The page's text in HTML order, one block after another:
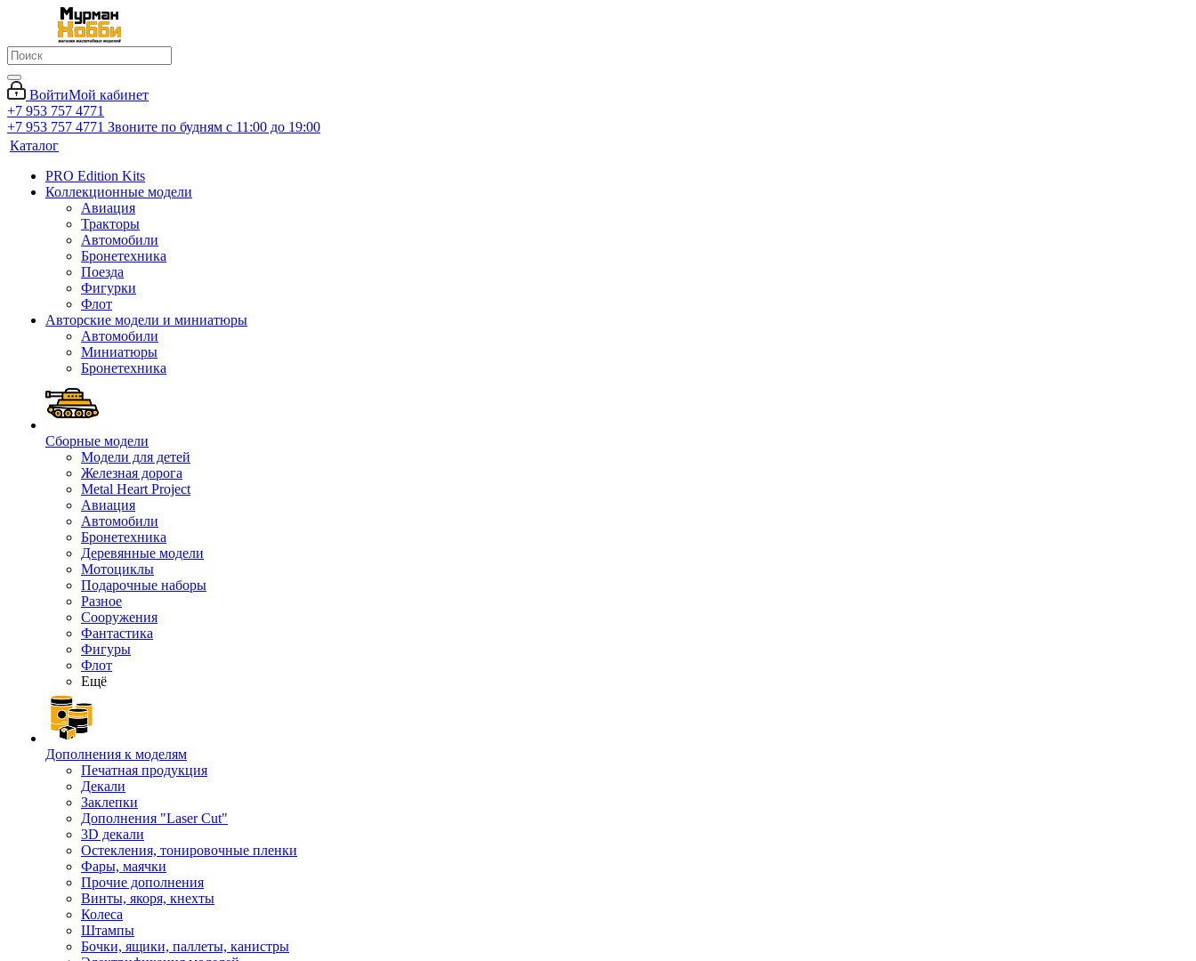
ВойтиМой кабинет
+7 953 757 4771
+7 953 757 4771 Звоните по будням с 11:00 до 19:00
Каталог
PRO Edition Kits
Коллекционные модели
Авиация
Тракторы
Автомобили
Бронетехника
Поезда
Фигурки
Флот
Авторские модели и миниатюры
Автомобили
Миниатюры
Бронетехника
Сборные модели
Модели для детей
Железная дорога
Metal Heart Project
Авиация
Автомобили
Бронетехника
Деревянные модели
Мотоциклы
Подарочные наборы
Разное
Сооружения
Фантастика
Фигуры
Флот
Ещё
Дополнения к моделям
Печатная продукция
Декали
Заклепки
Дополнения "Laser Cut"
3D декали
Остекления, тонировочные пленки
Фары, маячки
Прочие дополнения
Винты, якоря, кнехты
Колеса
Штампы
Бочки, ящики, паллеты, канистры